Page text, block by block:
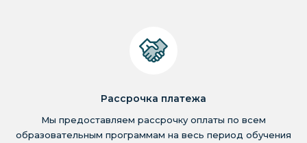
Рассрочка платежа
Мы предоставляем рассрочку оплаты по всем
образовательным программам на весь период обучения